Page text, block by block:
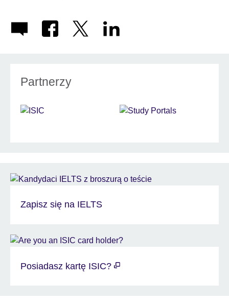
Partnerzy
Zapisz się na IELTS
Posiadasz kartę ISIC?